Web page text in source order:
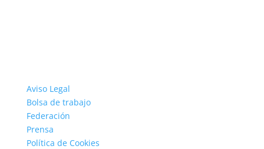
Aviso Legal
Bolsa de trabajo
Federación
Prensa
Política de Cookies